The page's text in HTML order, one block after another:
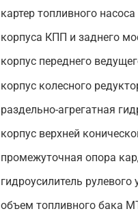
картер топливного
корпуса КПП и заднего
корпус переднего
корпус колесного
раздельно-агрегатная
корпус верхней
промежуточная опора
гидроусилитель
объем топливного бака